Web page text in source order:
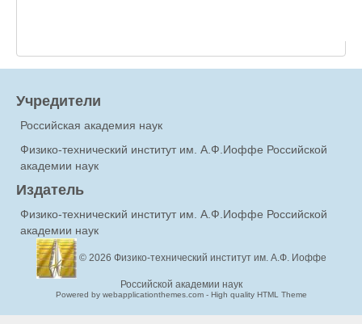
Учредители
Российская академия наук
Физико-технический институт им. А.Ф.Иоффе Российской
академии наук
Издатель
Физико-технический институт им. А.Ф.Иоффе Российской
академии наук
© 2026 Физико-технический институт им. А.Ф. Иоффе
Российской академии наук
Powered by webapplicationthemes.com - High quality HTML Theme